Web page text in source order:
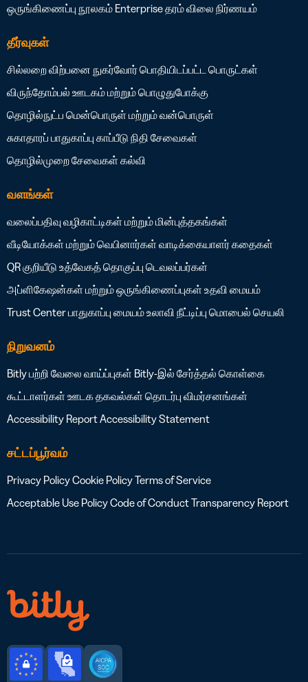
ஒருங்கிணைப்பு நூலகம் Enterprise தரம்விலை நிர்ணயம்
தீர்வுகள்
சில்லறை விற்பனை நுகர்வோர் பொதியிடப்பட்ட பொருட்கள்
விருந்தோம்பல் ஊடகம் மற்றும் பொழுதுபோக்கு
தொழில்நுட்ப மென்பொருள் மற்றும் வன்பொருள்
சுகாதாரப் பாதுகாப்பு காப்பீடு நிதி சேவைகள்
தொழில்முறை சேவைகள் கல்வி
வளங்கள்
வலைப்பதிவுவழிகாட்டிகள் மற்றும் மின்புத்தகங்கள்
வீடியோக்கள் மற்றும் வெபினார்கள் வாடிக்கையாளர் கதைகள்
QR குறியீடு உத்வேகத் தொகுப்பு டெவலப்பர்கள்
அப்ளிகேஷன்கள் மற்றும் ஒருங்கிணைப்புகள் உதவி மையம்
Trust Centerபாதுகாப்பு மையம்உலாவி நீட்டிப்பு மொபைல் செயலி
நிறுவனம்
Bitly பற்றி வேலை வாய்ப்புகள் Bitly-இல் சேர்த்தல் கொள்கை
கூட்டாளர்கள் ஊடக தகவல்கள் தொடர்பு விமர்சனங்கள்
Accessibility ReportAccessibility Statement
சட்டப்பூர்வம்
Privacy PolicyCookie PolicyTerms of Service
Acceptable Use PolicyCode of ConductTransparency Report